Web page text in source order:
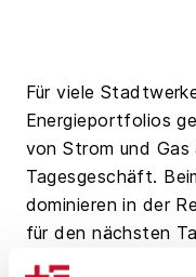
Für viele
Energieportfolios
von Strom und
Tagesgeschäft.
dominieren in der
für den nächsten
die untertägige